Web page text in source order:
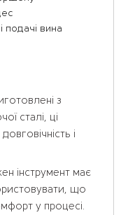
подачі вина
з
сталі, ці
і
інструмент має
що
у процесі.